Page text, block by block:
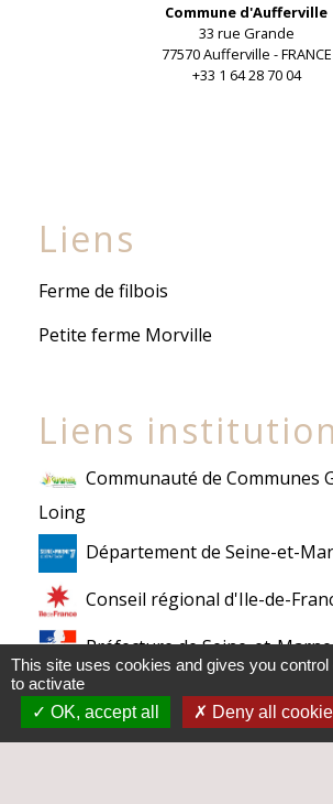
Commune d'Aufferville
33 rue Grande
77570 Aufferville - FRANCE
+33 1 64 28 70 04
Liens
Ferme de filbois
Petite ferme Morville
Liens
Communauté de Communes
Loing
Département de Seine-et-
Conseil régional d'Ile-de-
Préfecture de Seine-et-Marne
Mentions légales - Politique de
Accessibilité - Plan du site -
This site uses cookies and gives you
to activate
OK, accept all
Deny all